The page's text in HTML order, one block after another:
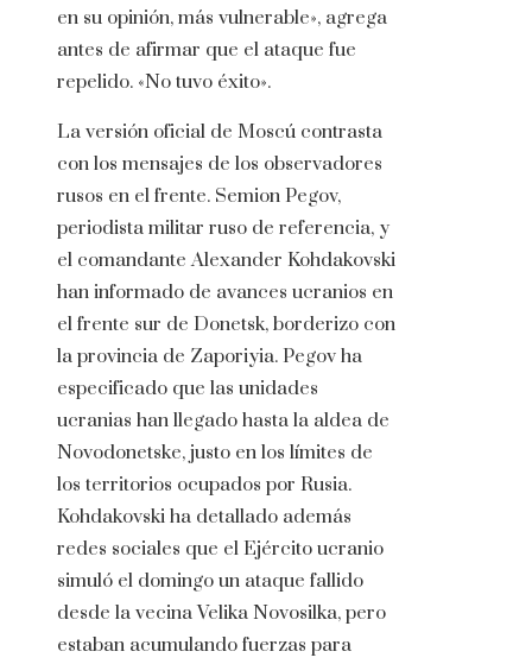
en su opinión, más vulnerable», agrega
antes de afirmar que el ataque fue
repelido. «No tuvo éxito».
La versión oficial de Moscú contrasta
con los mensajes de los observadores
rusos en el frente. Semion Pegov,
periodista militar ruso de referencia, y
el comandante Alexander Kohdakovski
han informado de avances ucranios en
el frente sur de Donetsk, borderizo con
la provincia de Zaporiyia. Pegov ha
especificado que las unidades
ucranias han llegado hasta la aldea de
Novodonetske, justo en los límites de
los territorios ocupados por Rusia.
Kohdakovski ha detallado además
redes sociales que el Ejército ucranio
simuló el domingo un ataque fallido
desde la vecina Velika Novosilka, pero
estaban acumulando fuerzas para